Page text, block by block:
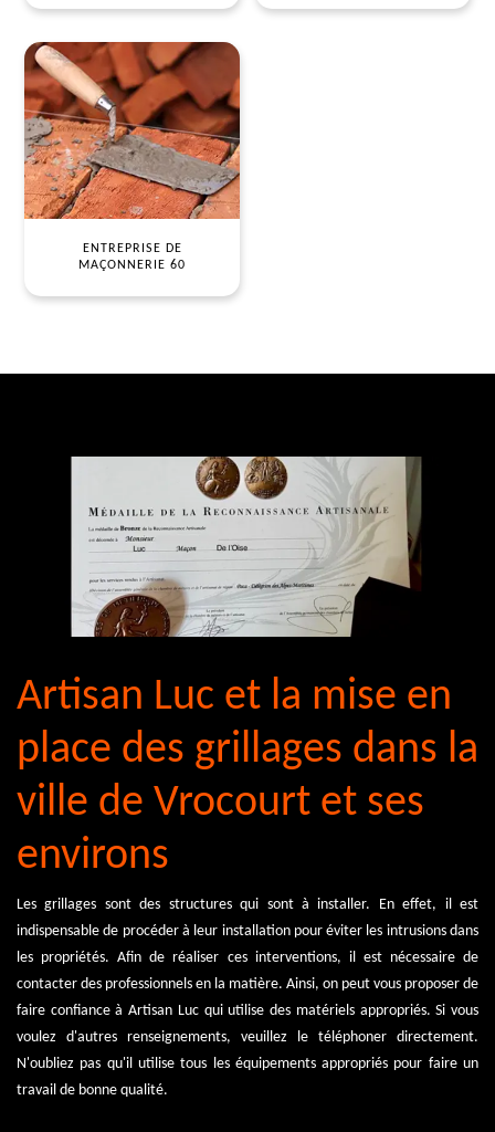
ENTREPRISE DE
MAÇONNERIE 60
Artisan Luc et la mise en
place des grillages dans la
ville de Vrocourt et ses
environs
Les grillages sont des structures qui sont à installer. En effet, il est
indispensable de procéder à leur installation pour éviter les intrusions dans
les propriétés. Afin de réaliser ces interventions, il est nécessaire de
contacter des professionnels en la matière. Ainsi, on peut vous proposer de
faire confiance à Artisan Luc qui utilise des matériels appropriés. Si vous
voulez d'autres renseignements, veuillez le téléphoner directement.
N'oubliez pas qu'il utilise tous les équipements appropriés pour faire un
travail de bonne qualité.